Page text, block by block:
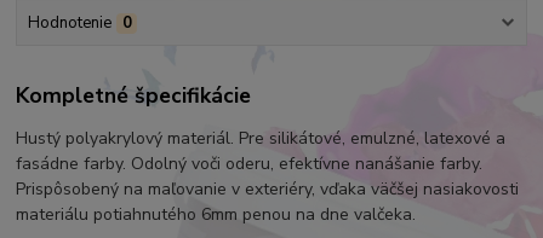
Hodnotenie 0
Kompletné špecifikácie
Hustý polyakrylový materiál. Pre silikátové, emulzné, latexové a
fasádne farby. Odolný voči oderu, efektívne nanášanie farby.
Prispôsobený na maľovanie v exteriéry, vďaka väčšej nasiakovosti
materiálu potiahnutého 6mm penou na dne valčeka.